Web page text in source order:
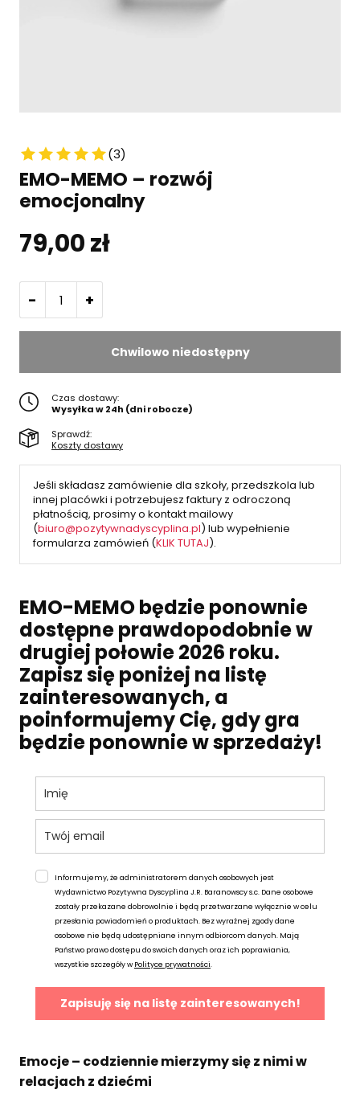
(3)
EMO-MEMO – rozwój
emocjonalny
79,00zł
- +
Chwilowo niedostępny
Czas dostawy:
Wysyłka w 24h (dni robocze)
Sprawdź:
Koszty dostawy
Jeśli składasz zamówienie dla szkoły, przedszkola lub
innej placówki i potrzebujesz faktury z odroczoną
płatnością, prosimy o kontakt mailowy
(biuro@pozytywnadyscyplina.pl) lub wypełnienie
formularza zamówień (KLIK TUTAJ).
EMO-MEMO będzie ponownie
dostępne prawdopodobnie w
drugiej połowie 2026 roku.
Zapisz się poniżej na listę
zainteresowanych, a
poinformujemy Cię, gdy gra
będzie ponownie w sprzedaży!
Informujemy, że administratorem danych osobowych jest
Wydawnictwo Pozytywna Dyscyplina J.R. Baranowscy s.c. Dane osobowe
zostały przekazane dobrowolnie i będą przetwarzane wyłącznie w celu
przesłania powiadomień o produktach. Bez wyraźnej zgody dane
osobowe nie będą udostępniane innym odbiorcom danych. Mają
Państwo prawo dostępu do swoich danych oraz ich poprawiania,
wszystkie szczegóły wPolityce prywatności.
Zapisuję się na listę zainteresowanych!
Emocje – codziennie mierzymy się z nimi w
relacjach z dziećmi
Książki dla nauczycieli